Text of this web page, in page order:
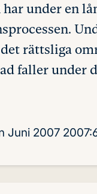
under en
rättsliga
faller under
Juni 2007